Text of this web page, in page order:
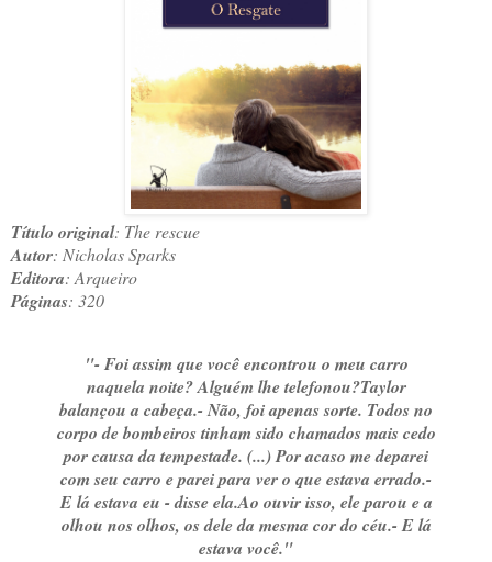
Título original: The rescue
Autor: Nicholas Sparks
Editora: Arqueiro
Páginas: 320
"- Foi assim que você encontrou o meu carro
naquela noite? Alguém lhe telefonou?Taylor
balançou a cabeça.- Não, foi apenas sorte. Todos no
corpo de bombeiros tinham sido chamados mais cedo
por causa da tempestade. (...) Por acaso me deparei
com seu carro e parei para ver o que estava errado.-
E lá estava eu - disse ela.Ao ouvir isso, ele parou e a
olhou nos olhos, os dele da mesma cor do céu.- E lá
estava você."